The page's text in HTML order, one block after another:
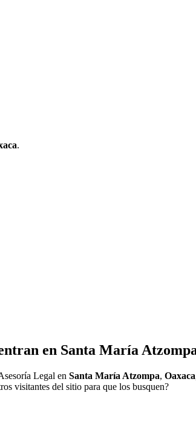
.
en Santa María
Legal en Santa María Atzompa, Oaxaca
visitantes del sitio para que los busquen?